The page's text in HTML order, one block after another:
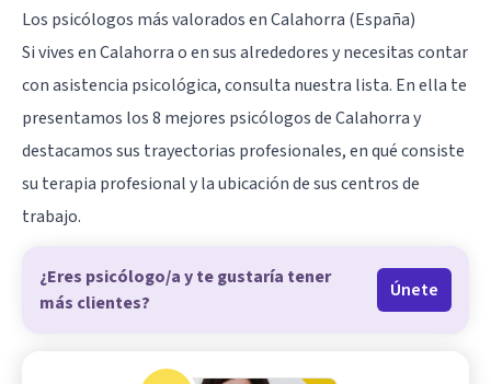
Los psicólogos más valorados en Calahorra (España)
Si vives en Calahorra o en sus alrededores y necesitas contar
con asistencia psicológica, consulta nuestra lista. En ella te
presentamos los 8 mejores psicólogos de Calahorra y
destacamos sus trayectorias profesionales, en qué consiste
su terapia profesional y la ubicación de sus centros de
trabajo.
¿Eres psicólogo/a y te gustaría tener
más clientes?
Únete